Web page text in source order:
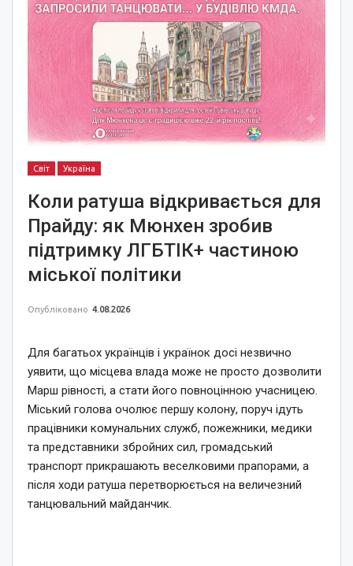
Світ Україна
Коли ратуша відкривається для
Прайду: як Мюнхен зробив
підтримку ЛГБТІК+ частиною
міської політики
Опубліковано 4.08.2026
Для багатьох українців і українок досі незвично
уявити, що місцева влада може не просто дозволити
Марш рівності, а стати його повноцінною учасницею.
Міський голова очолює першу колону, поруч ідуть
працівники комунальних служб, пожежники, медики
та представники збройних сил, громадський
транспорт прикрашають веселковими прапорами, а
після ходи ратуша перетворюється на величезний
танцювальний майданчик.